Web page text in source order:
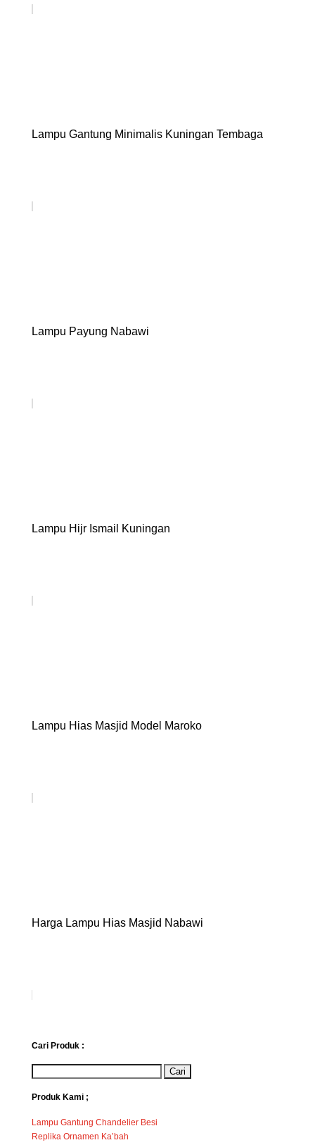
Lampu Gantung Minimalis Kuningan Tembaga
Lampu Payung Nabawi
Lampu Hijr Ismail Kuningan
Lampu Hias Masjid Model Maroko
Harga Lampu Hias Masjid Nabawi
Cari Produk :
Produk Kami ;
Lampu Gantung Chandelier Besi
Replika Ornamen Ka’bah